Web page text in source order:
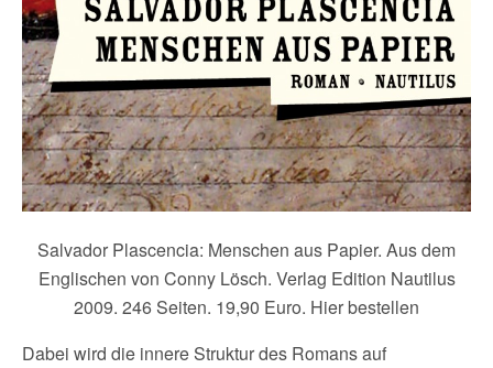
Salvador Plascencia: Menschen aus Papier. Aus dem
Englischen von Conny Lösch. Verlag Edition Nautilus
2009. 246 Seiten. 19,90 Euro. Hier bestellen
Dabei wird die innere Struktur des Romans auf